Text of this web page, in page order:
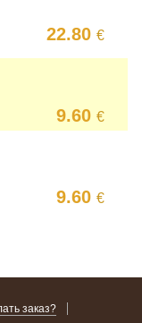
22.80€
9.60€
9.60€
заказ?